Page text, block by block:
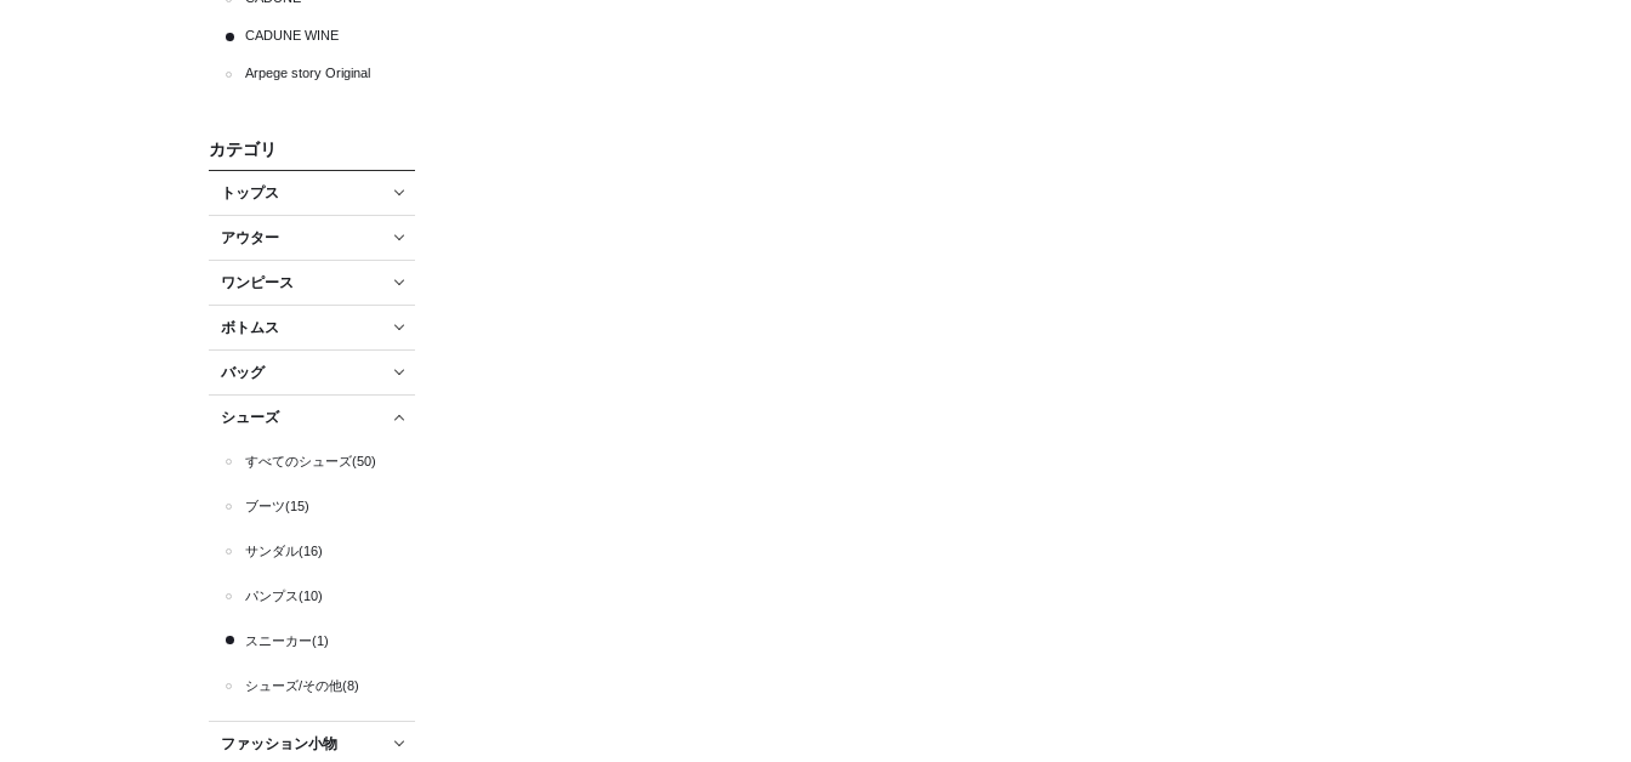
CADUNE WINE
Arpege story Original
カテゴリ
トップス
アウター
ワンピース
ボトムス
バッグ
シューズ
すべてのシューズ(50)
ブーツ(15)
サンダル(16)
パンプス(10)
スニーカー(1)
シューズ/その他(8)
ファッション小物